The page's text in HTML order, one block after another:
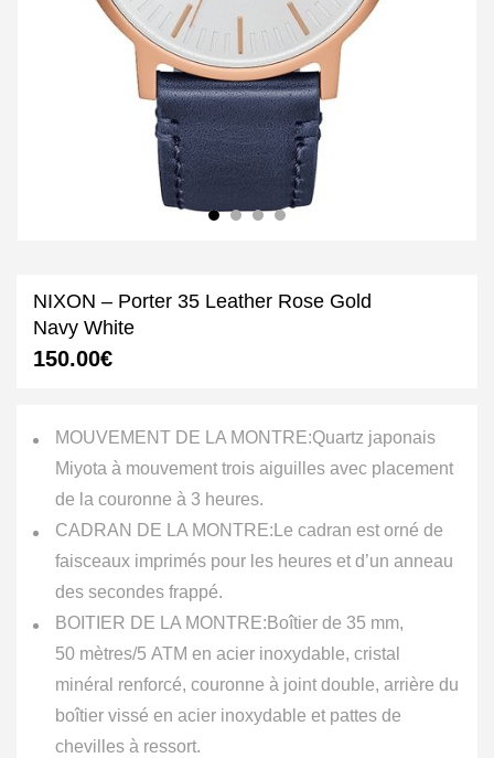
NIXON – Porter 35 Leather Rose Gold
Navy White
150.00€
MOUVEMENT DE LA MONTRE:Quartz japonais
Miyota à mouvement trois aiguilles avec placement
de la couronne à 3 heures.
CADRAN DE LA MONTRE: Le cadran est orné de
faisceaux imprimés pour les heures et d’un anneau
des secondes frappé.
BOITIER DE LA MONTRE: Boîtier de 35 mm,
50 mètres/5 ATM en acier inoxydable, cristal
minéral renforcé, couronne à joint double, arrière du
boîtier vissé en acier inoxydable et pattes de
chevilles à ressort.